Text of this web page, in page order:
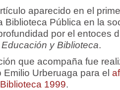
aparecido en el
Biblioteca Pública en la
por el entoces
Educación y Biblioteca.
que acompaña fue
Emilio Urberuaga para el
1999.